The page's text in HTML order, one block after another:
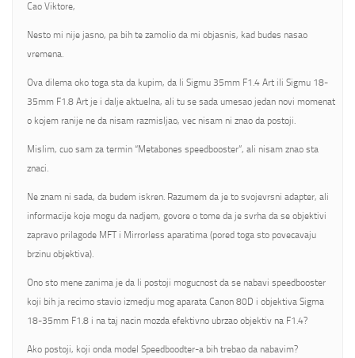
Cao Viktore,
Nesto mi nije jasno, pa bih te zamolio da mi objasnis, kad budes nasao
vremena.
Ova dilema oko toga sta da kupim, da li Sigmu 35mm F1.4 Art ili Sigmu 18-
35mm F1.8 Art je i dalje aktuelna, ali tu se sada umesao jedan novi momenat
o kojem ranije ne da nisam razmisljao, vec nisam ni znao da postoji.
Mislim, cuo sam za termin “Metabones speedbooster”, ali nisam znao sta
znaci.
Ne znam ni sada, da budem iskren. Razumem da je to svojevrsni adapter, ali
informacije koje mogu da nadjem, govore o tome da je svrha da se objektivi
zapravo prilagode MFT i Mirrorless aparatima (pored toga sto povecavaju
brzinu objektiva).
Ono sto mene zanima je da li postoji mogucnost da se nabavi speedbooster
koji bih ja recimo stavio izmedju mog aparata Canon 80D i objektiva Sigma
18-35mm F1.8 i na taj nacin mozda efektivno ubrzao objektiv na F1.4?
Ako postoji, koji onda model Speedboodter-a bih trebao da nabavim?